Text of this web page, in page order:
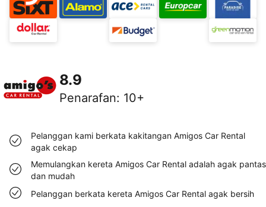
8.9
Penarafan: 10+
Pelanggan kami berkata kakitangan Amigos Car Rental
agak cekap
Memulangkan kereta Amigos Car Rental adalah agak pantas
dan mudah
Pelanggan berkata kereta Amigos Car Rental agak bersih